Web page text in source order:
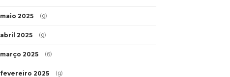
maio 2025 (9)
abril 2025 (9)
março 2025 (6)
fevereiro 2025 (9)